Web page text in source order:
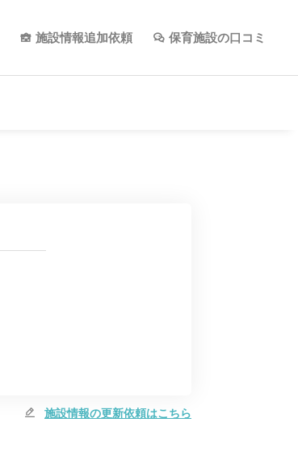
施設情報追加依頼 保育施設の口コミ
施設情報の更新依頼はこちら